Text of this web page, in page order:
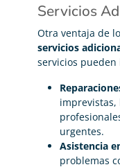
Servicios
Otra ventaja de
servicios
servicios
urgentes.
Asistencia
problemas